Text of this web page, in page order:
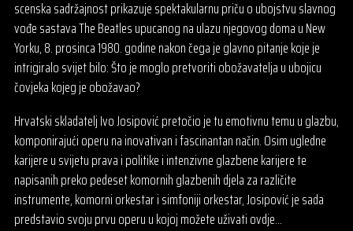
scenska sadržajnost prikazuje spektakularnu priču o ubojstvu slavnog
vođe sastava The Beatles upucanog na ulazu njegovog doma u New
Yorku, 8. prosinca 1980. godine nakon čega je glavno pitanje koje je
intrigiralo svijet bilo: Što je moglo pretvoriti obožavatelja u ubojicu
čovjeka kojeg je obožavao?
Hrvatski skladatelj Ivo Josipović pretočio je tu emotivnu temu u glazbu,
komponirajući operu na inovativan i fascinantan način. Osim ugledne
karijere u svijetu prava i politike i intenzivne glazbene karijere te
napisanih preko pedeset komornih glazbenih djela za različite
instrumente, komorni orkestar i simfoniji orkestar, Josipović je sada
predstavio svoju prvu operu u kojoj možete uživati ovdje…